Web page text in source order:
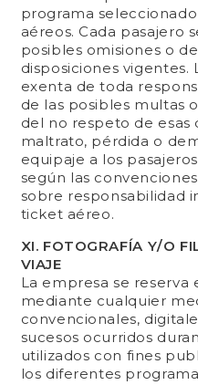
programa
aéreos. Cada pasajero
posibles omisiones o
disposiciones vigentes.
exenta de toda
de las posibles multas
del no respeto de esas
maltrato, pérdida o
equipaje a los
según las
sobre responsabilidad
ticket aéreo.
XI. FOTOGRAFÍA Y/O
VIAJE
La empresa se
mediante cualquier
convencionales,
sucesos ocurridos
utilizados con fines
los diferentes